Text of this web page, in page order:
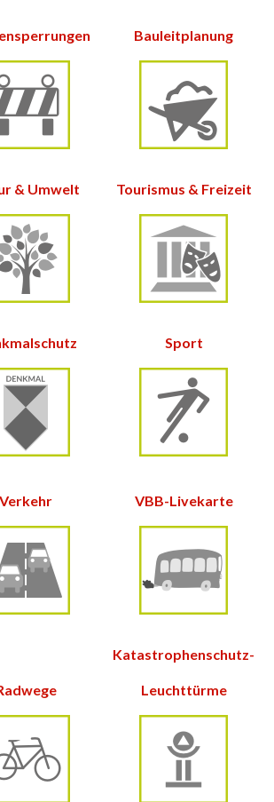
Bauleitplanung
& Umwelt Tourismus & Freizeit
Sport
Verkehr VBB-Livekarte
Katastrophenschutz-
Leuchttürme